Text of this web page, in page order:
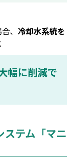
、 冷却水系統を
幅に削減で
ステム「マニ